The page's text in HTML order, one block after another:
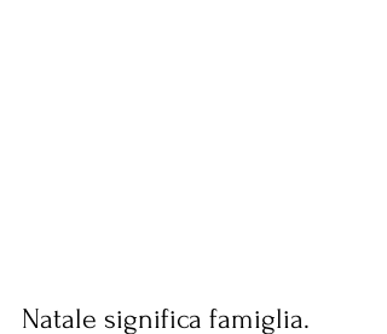
Natale significa famiglia.